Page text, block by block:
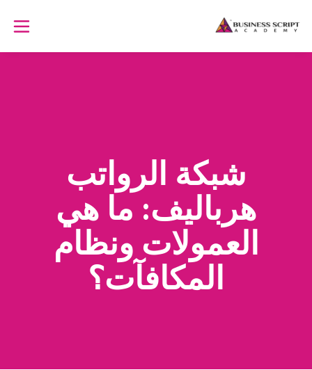
شبكة الرواتب
هرباليف: ما هي
العمولات ونظام
المكافآت؟